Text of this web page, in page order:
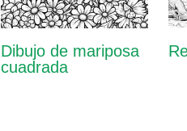
Dibujo de mariposa
cuadrada